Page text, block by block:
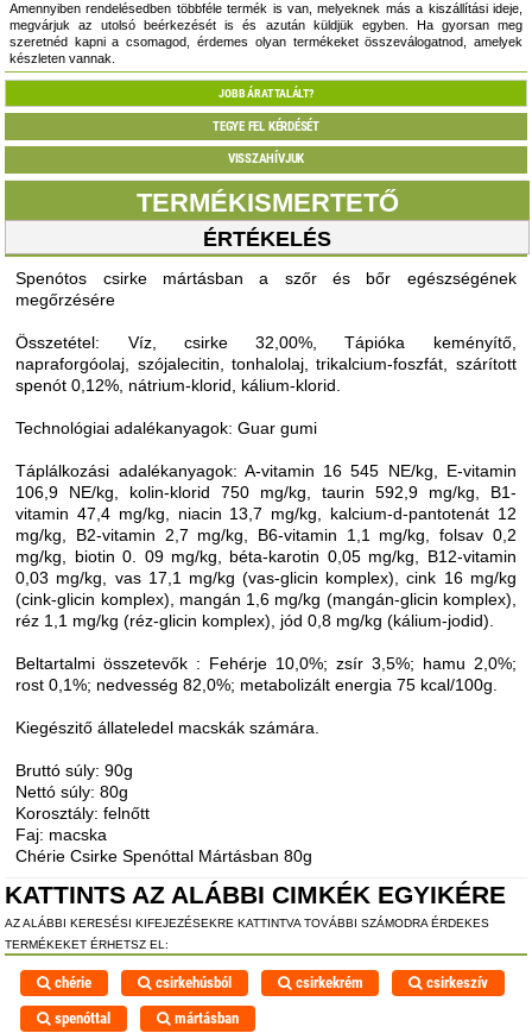
Amennyiben rendelésedben többféle termék is van, melyeknek más a kiszállítási ideje,
megvárjuk az utolsó beérkezését is és azután küldjük egyben. Ha gyorsan meg
szeretnéd kapni a csomagod, érdemes olyan termékeket összeválogatnod, amelyek
készleten vannak.
JOBB ÁRAT TALÁLT?
TEGYE FEL KÉRDÉSÉT
VISSZAHÍVJUK
TERMÉKISMERTETŐ
ÉRTÉKELÉS
Spenótos csirke mártásban a szőr és bőr egészségének
megőrzésére
Összetétel: Víz, csirke 32,00%, Tápióka keményítő,
napraforgóolaj, szójalecitin, tonhalolaj, trikalcium-foszfát, szárított
spenót 0,12%, nátrium-klorid, kálium-klorid.
Technológiai adalékanyagok: Guar gumi
Táplálkozási adalékanyagok: A-vitamin 16 545 NE/kg, E-vitamin
106,9 NE/kg, kolin-klorid 750 mg/kg, taurin 592,9 mg/kg, B1-
vitamin 47,4 mg/kg, niacin 13,7 mg/kg, kalcium-d-pantotenát 12
mg/kg, B2-vitamin 2,7 mg/kg, B6-vitamin 1,1 mg/kg, folsav 0,2
mg/kg, biotin 0. 09 mg/kg, béta-karotin 0,05 mg/kg, B12-vitamin
0,03 mg/kg, vas 17,1 mg/kg (vas-glicin komplex), cink 16 mg/kg
(cink-glicin komplex), mangán 1,6 mg/kg (mangán-glicin komplex),
réz 1,1 mg/kg (réz-glicin komplex), jód 0,8 mg/kg (kálium-jodid).
Beltartalmi összetevők : Fehérje 10,0%; zsír 3,5%; hamu 2,0%;
rost 0,1%; nedvesség 82,0%; metabolizált energia 75 kcal/100g.
Kiegészitő állateledel macskák számára.
Bruttó súly: 90g
Nettó súly: 80g
Korosztály: felnőtt
Faj: macska
Chérie Csirke Spenóttal Mártásban 80g
KATTINTS AZ ALÁBBI CIMKÉK EGYIKÉRE
AZ ALÁBBI KERESÉSI KIFEJEZÉSEKRE KATTINTVA TOVÁBBI SZÁMODRA ÉRDEKES
TERMÉKEKET ÉRHETSZ EL:
chérie csirkehúsból csirkekrém
csirkeszív
spenóttal
mártásban